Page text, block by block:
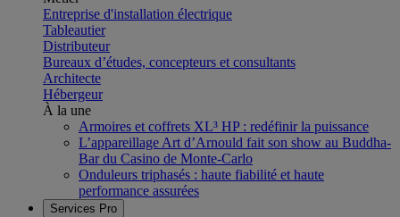
Entreprise d'installation électrique
Tableautier
Distributeur
Bureaux d’études, concepteurs et consultants
Architecte
Hébergeur
À la une
Armoires et coffrets XL³ HP : redéfinir la puissance
L’appareillage Art d’Arnould fait son show au Buddha-
Bar du Casino de Monte-Carlo
Onduleurs triphasés : haute fiabilité et haute
performance assurées
Services Pro